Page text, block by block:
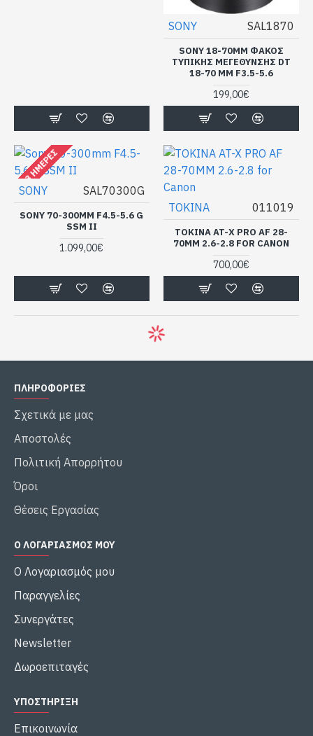
SONY SAL1870
SONY 18-70MM ΦΑΚΌΣ
ΤΥΠΙΚΉΣ ΜΕΓΈΘΥΝΣΗΣ DT
18-70 MM F3.5-5.6
199,00€
2-3 ΗΜΈΡΕΣ
SONY SAL70300G
SONY 70-300MM F4.5-5.6 G
SSM II
1.099,00€
ΤΟΚΙΝΑ 011019
TOKINA AT-X PRO AF 28-
70MM 2.6-2.8 FOR CANON
700,00€
ΠΛΗΡΟΦΟΡΙΕΣ
Σχετικά με μας
Αποστολές
Πολιτική Απορρήτου
Όροι
Θέσεις Εργασίας
Ο ΛΟΓΑΡΙΑΣΜΌΣ ΜΟΥ
Ο Λογαριασμός μου
Παραγγελίες
Συνεργάτες
Newsletter
Δωροεπιταγές
ΥΠΟΣΤΉΡΙΞΗ
Επικοινωνία